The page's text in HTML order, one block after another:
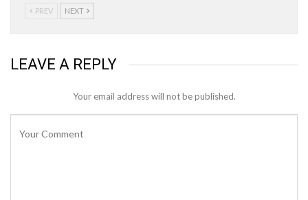
PREV NEXT
LEAVE A REPLY
Your email address will not be published.